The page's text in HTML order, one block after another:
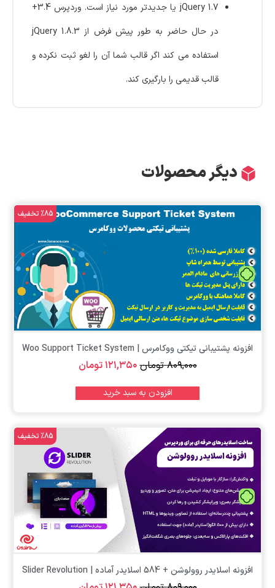
jQuery 1.7 یا جدیدتر مورد نیاز است. وردپرس 3.4+
در حال حاضر به طور پیش فرض از jQuery 1.8.3
استفاده می کند اگر قالب شما آن را لغو ثبت نکرده و
قالب قدیمی را بارگیری کند.
دیگر محصولات
تومان
%85 تخفیف
افزونه پشتیبانی تیکتی ووکامرس | Woo Support Ticket System
۸۰۹,۰۰۰ تومان۱۲۱,۳۵۰تومان
افزودن به سبد خرید
تومان
%85 تخفیف
افزونه اسلایدر روولوشن + 584 اسلایدر آماده | Slider Revolution